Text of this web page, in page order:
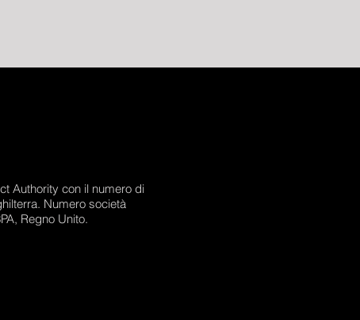
Authority con il numero di
Numero società
Regno Unito.